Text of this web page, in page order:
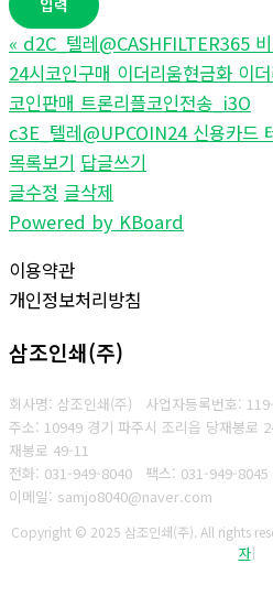
« d2C_텔레@CASHFILTER365
24시코인구매 이더리움현금화 이
코인판매 트론리플코인전송_i3O
c3E_텔레@UPCOIN24 신용카드
목록보기 답글쓰기
글수정 글삭제
Powered by KBoard
이용약관
개인정보처리방침
삼조인쇄(주)
회사명: 삼조인쇄(주) 사업자등록번호:
주소: 10949 경기 파주시 조리읍 당재봉로
재봉로 49-11
전화: 031-949-8040
팩스: 031-949-8045
이메일: samjo8040@naver.com
Copyright © 2025 삼조인쇄(주). All rights
자]